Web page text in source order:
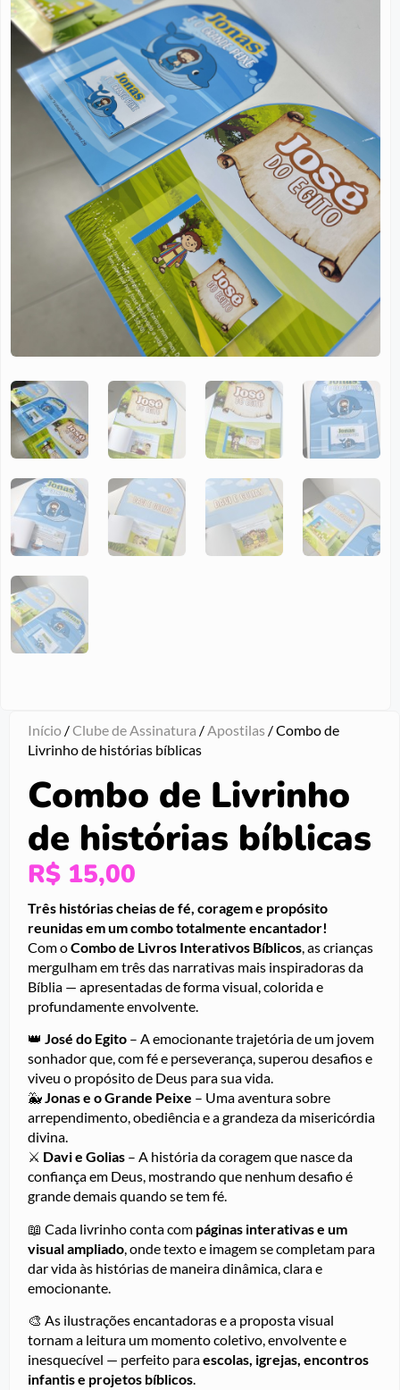
Início /Clube de Assinatura /Apostilas / Combo de
Livrinho de histórias bíblicas
Combo de Livrinho
de histórias bíblicas
R$ 15,00
Três histórias cheias de fé, coragem e propósito
reunidas em um combo totalmente encantador!
Com oCombo de Livros Interativos Bíblicos, as crianças
mergulham em três das narrativas mais inspiradoras da
Bíblia — apresentadas de forma visual, colorida e
profundamente envolvente.
👑 José do Egito – A emocionante trajetória de um jovem
sonhador que, com fé e perseverança, superou desafios e
viveu o propósito de Deus para sua vida.
🐳Jonas e o Grande Peixe – Uma aventura sobre
arrependimento, obediência e a grandeza da misericórdia
divina.
⚔️ Davi e Golias – A história da coragem que nasce da
confiança em Deus, mostrando que nenhum desafio é
grande demais quando se tem fé.
📖 Cada livrinho conta com páginas interativas e um
visual ampliado , onde texto e imagem se completam para
dar vida às histórias de maneira dinâmica, clara e
emocionante.
🎨 As ilustrações encantadoras e a proposta visual
tornam a leitura um momento coletivo, envolvente e
inesquecível — perfeito paraescolas, igrejas, encontros
infantis e projetos bíblicos.